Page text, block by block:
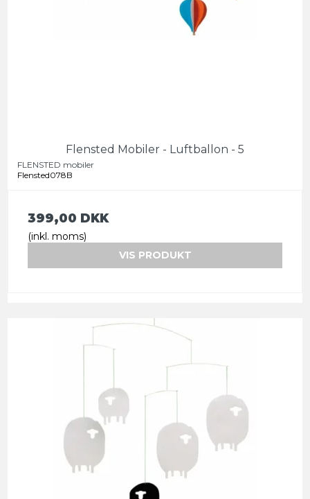
Flensted Mobiler - Luftballon - 5
FLENSTED mobiler
Flensted078B
399,00 DKK
(inkl. moms)
VIS PRODUKT